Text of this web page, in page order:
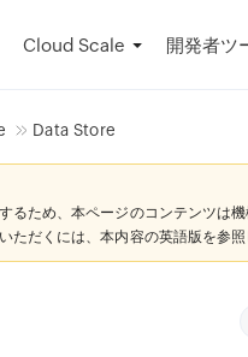
Cloud Scale 開発者ツ
Data Store
るため、本ページのコンテンツは
だくには、本内容の英語版を参照